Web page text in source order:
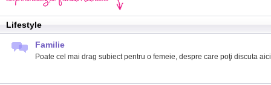
Lifestyle
Familie
Poate cel mai drag subiect pentru o femeie, despre care poţi discuta